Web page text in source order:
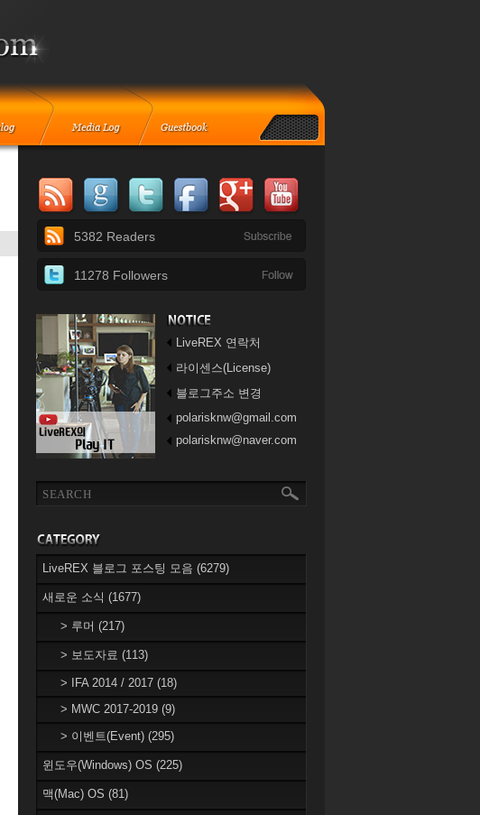
5382 Readers
11278 Followers
LiveREX 연락처
라이센스(License)
블로그주소 변경
polarisknw@gmail.com
polarisknw@naver.com
LiveREX 블로그 포스팅 모음 (6279)
새로운 소식 (1677)
> 루머 (217)
> 보도자료 (113)
> IFA 2014 / 2017 (18)
> MWC 2017-2019 (9)
> 이벤트(Event) (295)
윈도우(Windows) OS (225)
맥(Mac) OS (81)